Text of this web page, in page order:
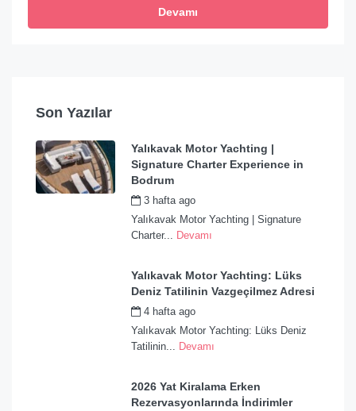
Devamı
Son Yazılar
Yalıkavak Motor Yachting |
Signature Charter Experience in
Bodrum
3 hafta ago
Yalıkavak Motor Yachting | Signature
Charter... Devamı
Yalıkavak Motor Yachting: Lüks
Deniz Tatilinin Vazgeçilmez Adresi
4 hafta ago
Yalıkavak Motor Yachting: Lüks Deniz
Tatilinin... Devamı
2026 Yat Kiralama Erken
Rezervasyonlarında İndirimler